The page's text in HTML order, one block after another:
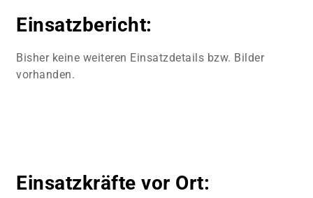
Einsatzbericht:
Bisher keine weiteren Einsatzdetails bzw. Bilder
vorhanden.
Einsatzkräfte vor Ort: